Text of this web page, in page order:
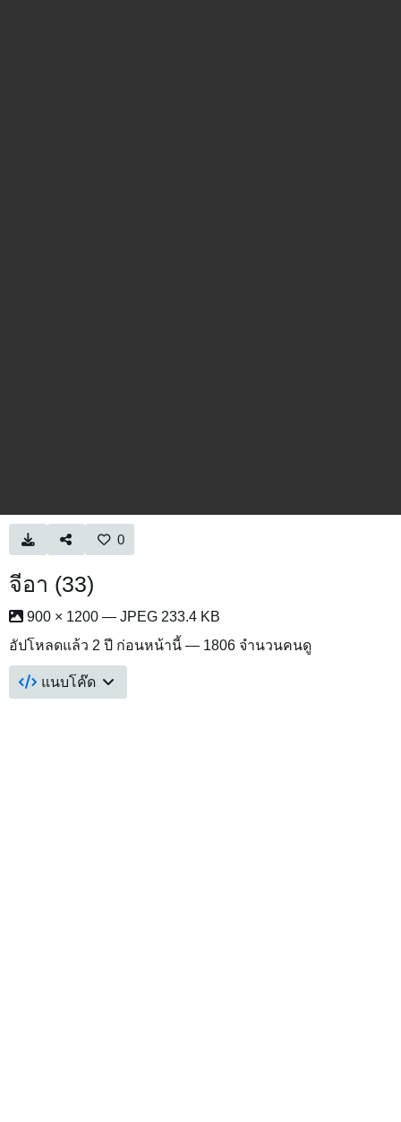
0
จีอา (33)
900 × 1200 — JPEG 233.4 KB
อัปโหลดแล้ว 2 ปี ก่อนหน้านี้ — 1806 จำนวนคนดู
แนบโค๊ด